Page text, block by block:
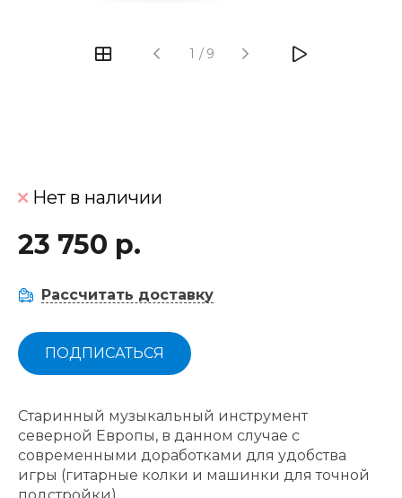
1 / 9
Нет в наличии
23 750 р.
Рассчитать доставку
ПОДПИСАТЬСЯ
Старинный музыкальный инструмент
северной Европы, в данном случае с
современными доработками для удобства
игры (гитарные колки и машинки для точной